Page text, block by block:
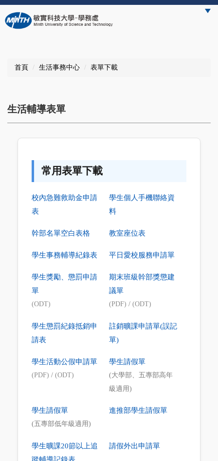
跳
到
主
首頁 生活事務中心 表單下載
生活輔導表單
常用表單下載
校內急難救助金申請
表
學生個人手機聯絡資
料
幹部名單空白表格 教室座位表
學生事務輔導紀錄表 平日愛校服務申請單
學生獎勵、懲罰申請
單
(ODT)
期末班級幹部獎懲建
議單
(PDF) / (ODT)
學生懲罰紀錄抵銷申
請表
註銷曠課申請單(誤記
單)
學生活動公假申請單
(PDF) / (ODT)
學生請假單
(大學部、五專部高年
級適用)
學生請假單
(五專部低年級適用)
進推部學生請假單
學生曠課20節以上追
請假外出申請單